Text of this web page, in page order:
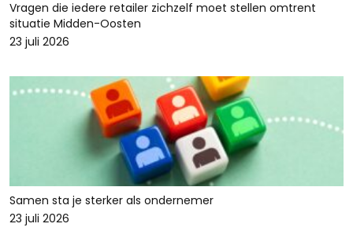
Vragen die iedere retailer zichzelf moet stellen omtrent
situatie Midden-Oosten
23 juli 2026
Samen sta je sterker als ondernemer
23 juli 2026